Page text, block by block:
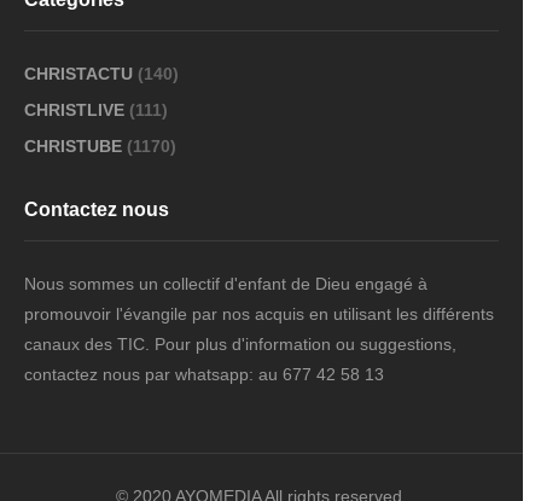
CHRISTACTU (140)
CHRISTLIVE (111)
CHRISTUBE (1170)
Contactez nous
Nous sommes un collectif d'enfant de Dieu engagé à
promouvoir l'évangile par nos acquis en utilisant les différents
canaux des TIC. Pour plus d'information ou suggestions,
contactez nous par whatsapp: au 677 42 58 13
© 2020 AYOMEDIA All rights reserved.